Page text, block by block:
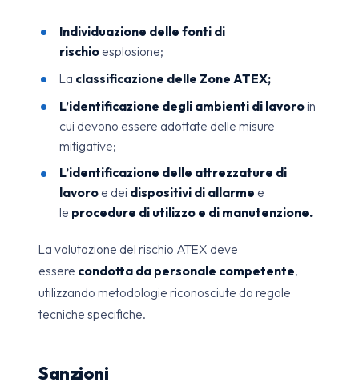
Individuazione delle fonti di
rischioesplosione;
La classificazione delle Zone ATEX;
L’identificazione degli ambienti di lavoroin
cui devono essere adottate delle misure
mitigative;
L’identificazione delle attrezzature di
lavoroe dei dispositivi di allarme e
le procedure di utilizzo e di manutenzione.
La valutazione del rischio ATEX deve
essere condotta da personale competente,
utilizzando metodologie riconosciute da regole
tecniche specifiche.
Sanzioni